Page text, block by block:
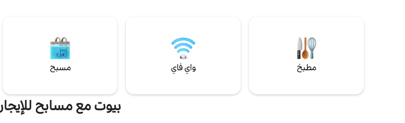
مطبخ واي فاي مسبح
بيوت مع مسابح للإيجار